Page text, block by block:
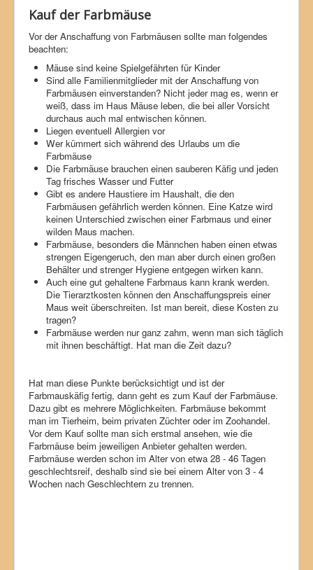
Kauf der Farbmäuse
Vor der Anschaffung von Farbmäusen sollte man folgendes
beachten:
Mäuse sind keine Spielgefährten für Kinder
Sind alle Familienmitglieder mit der Anschaffung von
Farbmäusen einverstanden? Nicht jeder mag es, wenn er
weiß, dass im Haus Mäuse leben, die bei aller Vorsicht
durchaus auch mal entwischen können.
Liegen eventuell Allergien vor
Wer kümmert sich während des Urlaubs um die
Farbmäuse
Die Farbmäuse brauchen einen sauberen Käfig und jeden
Tag frisches Wasser und Futter
Gibt es andere Haustiere im Haushalt, die den
Farbmäusen gefährlich werden können. Eine Katze wird
keinen Unterschied zwischen einer Farbmaus und einer
wilden Maus machen.
Farbmäuse, besonders die Männchen haben einen etwas
strengen Eigengeruch, den man aber durch einen großen
Behälter und strenger Hygiene entgegen wirken kann.
Auch eine gut gehaltene Farbmaus kann krank werden.
Die Tierarztkosten können den Anschaffungspreis einer
Maus weit überschreiten. Ist man bereit, diese Kosten zu
tragen?
Farbmäuse werden nur ganz zahm, wenn man sich täglich
mit ihnen beschäftigt. Hat man die Zeit dazu?
Hat man diese Punkte berücksichtigt und ist der
Farbmauskäfig fertig, dann geht es zum Kauf der Farbmäuse.
Dazu gibt es mehrere Möglichkeiten. Farbmäuse bekommt
man im Tierheim, beim privaten Züchter oder im Zoohandel.
Vor dem Kauf sollte man sich erstmal ansehen, wie die
Farbmäuse beim jeweiligen Anbieter gehalten werden.
Farbmäuse werden schon im Alter von etwa 28 - 46 Tagen
geschlechtsreif, deshalb sind sie bei einem Alter von 3 - 4
Wochen nach Geschlechtern zu trennen.